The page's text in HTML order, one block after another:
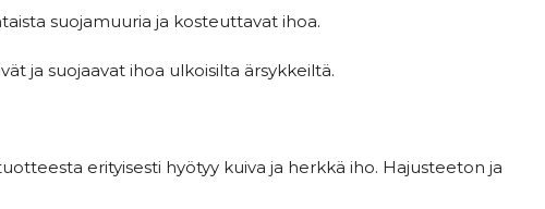
suojamuuria ja kosteuttavat ihoa.
ja suojaavat ihoa ulkoisilta ärsykkeiltä.
erityisesti hyötyy kuiva ja herkkä iho. Hajusteeton ja